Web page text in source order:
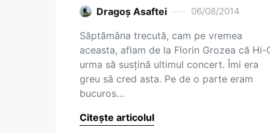
Dragoş Asaftei 06/08/2014
Săptămâna trecută, cam pe vremea
aceasta, aflam de la Florin Grozea că Hi-
urma să susțină ultimul concert. Îmi era
greu să cred asta. Pe de o parte eram
bucuros…
Citește articolul